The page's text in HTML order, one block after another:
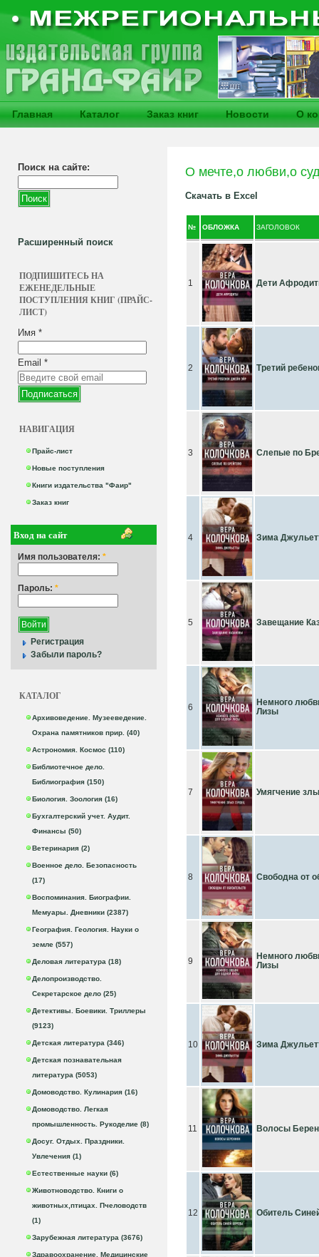
Главная Каталог Заказ книг Новости О
Поиск на сайте:
Расширенный поиск
ПОДПИШИТЕСЬ НА
ЕЖЕНЕДЕЛЬНЫЕ
ПОСТУПЛЕНИЯ КНИГ (ПРАЙС-
ЛИСТ)
Имя *
Email *
НАВИГАЦИЯ
Прайс-лист
Новые поступления
Книги издательства "Фаир"
Заказ книг
Вход на сайт
Имя пользователя: *
Пароль: *
Регистрация
Забыли пароль?
КАТАЛОГ
Архивоведение. Музееведение.
Охрана памятников прир. (40)
Астрономия. Космос (110)
Библиотечное дело.
Библиография (150)
Биология. Зоология (16)
Бухгалтерский учет. Аудит.
Финансы (50)
Ветеринария (2)
Военное дело. Безопасность
(17)
Воспоминания. Биографии.
Мемуары. Дневники (2387)
География. Геология. Науки о
земле (557)
Деловая литература (18)
Делопроизводство.
Секретарское дело (25)
Детективы. Боевики. Триллеры
(9123)
Детская литература (346)
Детская познавательная
литература (5053)
Домоводство. Кулинария (16)
Домоводство. Легкая
промышленность. Рукоделие (8)
Досуг. Отдых. Праздники.
Увлечения (1)
Естественные науки (6)
Животноводство. Книги о
животных,птицах. Пчеловодств
(1)
Зарубежная литература (3676)
Здравоохранение. Медицинские
О мечте,о любви,о
Скачать в Excel
№ ОБЛОЖКА ЗАГОЛОВОК
1 Дети
2 Третий
3 Слепые по
4 Зима
5 Завещание
6
Немного
Лизы
7 Умягчение
8 Свободна от
9
Немного
Лизы
10 Зима
11 Волосы
12 Обитель